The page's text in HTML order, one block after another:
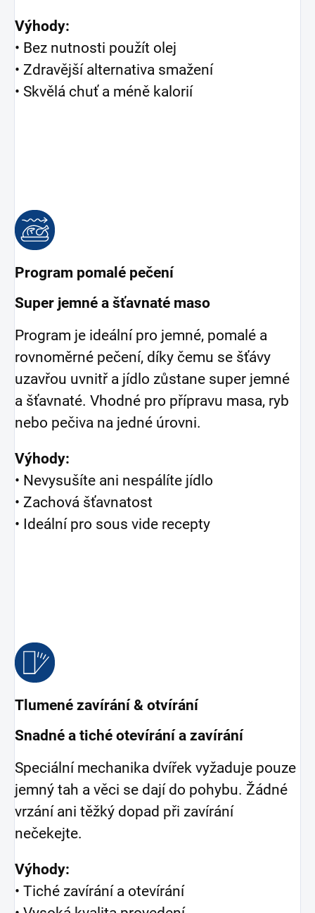
Výhody:
• Bez nutnosti použít olej
• Zdravější alternativa smažení
• Skvělá chuť a méně kalorií
Program pomalé pečení
Super jemné a šťavnaté maso
Program je ideální pro jemné, pomalé a
rovnoměrné pečení, díky čemu se šťávy
uzavřou uvnitř a jídlo zůstane super jemné
a šťavnaté. Vhodné pro přípravu masa, ryb
nebo pečiva na jedné úrovni.
Výhody:
• Nevysušíte ani nespálíte jídlo
• Zachová šťavnatost
• Ideální pro sous vide recepty
Tlumené zavírání & otvírání
Snadné a tiché otevírání a zavírání
Speciální mechanika dvířek vyžaduje pouze
jemný tah a věci se dají do pohybu. Žádné
vrzání ani těžký dopad při zavírání
nečekejte.
Výhody:
• Tiché zavírání a otevírání